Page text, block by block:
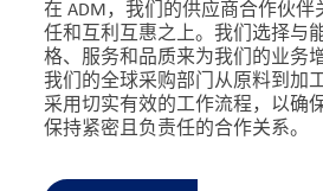
在 ADM，我们的供应商合作伙伴
任和互利互惠之上。 我们选择与
格、服务和品质来为我们的业务
我们的全球采购部门从原料到加
采用切实有效的工作流程，以确
保持紧密且负责任的合作关系。